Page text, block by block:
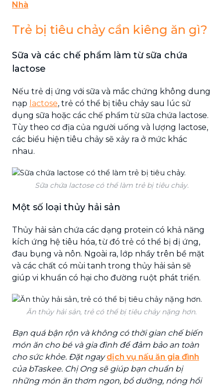
Nhà
Trẻ bị tiêu chảy cần kiêng ăn gì?
Sữa và các chế phẩm làm từ sữa chứa
lactose
Nếu trẻ dị ứng với sữa và mắc chứng không dung
nạp lactose, trẻ có thể bị tiêu chảy sau lúc sử
dụng sữa hoặc các chế phẩm từ sữa chứa lactose.
Tùy theo cơ địa của người uống và lượng lactose,
các biểu hiện tiêu chảy sẽ xảy ra ở mức khác
nhau.
Sữa chứa lactose có thể làm trẻ bị tiêu chảy.
Một số loại thủy hải sản
Thủy hải sản chứa các dạng protein có khả năng
kích ứng hệ tiêu hóa, từ đó trẻ có thể bị dị ứng,
đau bụng và nôn. Ngoài ra, lớp nhầy trên bề mặt
và các chất có mùi tanh trong thủy hải sản sẽ
giúp vi khuẩn có hại cho đường ruột phát triển.
Ăn thủy hải sản, trẻ có thể bị tiêu chảy nặng hơn.
Bạn quá bận rộn và không có thời gian chế biến
món ăn cho bé và gia đình để đảm bảo an toàn
cho sức khỏe. Đặt ngaydịch vụ nấu ăn gia đình
của bTaskee. Chị Ong sẽ giúp bạn chuẩn bị
những món ăn thơm ngon, bổ dưỡng, nóng hổi